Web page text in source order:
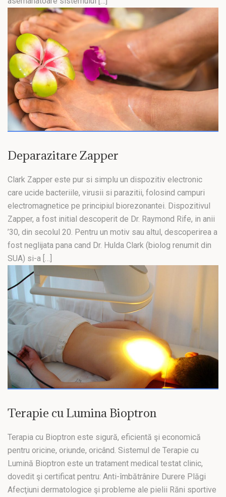
Deparazitare Zapper
Clark Zapper este pur si simplu un dispozitiv electronic
care ucide bacteriile, virusii si parazitii, folosind campuri
electromagnetice pe principiul biorezonantei. Dispozitivul
Zapper, a fost initial descoperit de Dr. Raymond Rife, in anii
’30, din secolul 20. Pentru un motiv sau altul, descoperirea a
fost neglijata pana cand Dr. Hulda Clark (biolog renumit din
SUA) si-a […]
Terapie cu Lumina Bioptron
Terapia cu Bioptron este sigură, eficientă şi economică
pentru oricine, oriunde, oricând. Sistemul de Terapie cu
Lumină Bioptron este un tratament medical testat clinic,
dovedit şi certificat pentru: Anti-îmbătrânire Durere Plăgi
Afecţiuni dermatologice şi probleme ale pielii Răni sportive